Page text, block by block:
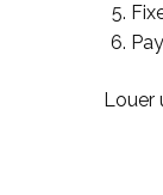
Louer